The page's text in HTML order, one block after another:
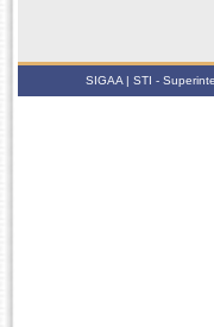
SIGAA | STI -